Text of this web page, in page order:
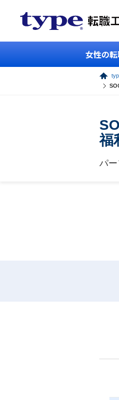
女性の
福
パ